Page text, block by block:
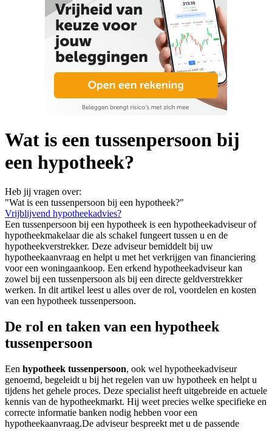
Wat is een tussenpersoon bij
een hypotheek?
Heb jij vragen over:
"Wat is een tussenpersoon bij een hypotheek?"
Vrijblijvend hypotheekadvies?
Een tussenpersoon bij een hypotheek is een hypotheekadviseur of
hypotheekmakelaar die als schakel fungeert tussen u en de
hypotheekverstrekker. Deze adviseur bemiddelt bij uw
hypotheekaanvraag en helpt u met het verkrijgen van financiering
voor een woningaankoop. Een erkend hypotheekadviseur kan
zowel bij een tussenpersoon als bij een directe geldverstrekker
werken. In dit artikel leest u alles over de rol, voordelen en kosten
van een hypotheek tussenpersoon.
De rol en taken van een hypotheek
tussenpersoon
Een hypotheek tussenpersoon, ook wel hypotheekadviseur
genoemd, begeleidt u bij het regelen van uw hypotheek en helpt u
tijdens het gehele proces. Deze specialist heeft uitgebreide en actuele
kennis van de hypotheekmarkt. Hij weet precies welke specifieke en
correcte informatie banken nodig hebben voor een
hypotheekaanvraag.De adviseur bespreekt met u de passende